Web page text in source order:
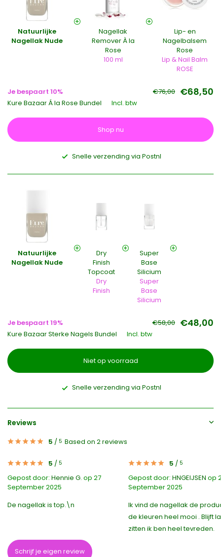
Natuurlijke
Nagellak Nude
Nagellak
Remover À la
Rose
100 ml
Lip- en
Nagelbalsem
Rose
Lip & Nail Balm
ROSE
Je bespaart 10% €76,00 €68,50
Kure Bazaar Á la Rose Bundel Incl. btw
Shop nu
Snelle verzending via Postnl
Natuurlijke
Nagellak Nude
Dry
Finish
Topcoat
Dry
Finish
Super
Base
Silicium
Super
Base
Silicium
Je bespaart 19% €58,00 €48,00
Kure Bazaar Sterke Nagels Bundel Incl. btw
Niet op voorraad
Snelle verzending via Postnl
Reviews
5 / 5 Based on 2 reviews
5 / 5
Gepost door: Hennie G. op 27
September 2025
De nagellak is top.\n
5 / 5
Gepost door: HNGEIJSEN op
September 2025
Ik vind de nagellak de
de kleuren heel mooi . Blijft
zitten ik ben heel tevreden.
Schrijf je eigen review